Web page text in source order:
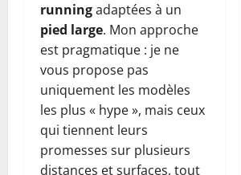
runningadaptées à un
pied large. Mon approche
est pragmatique : je ne
vous propose pas
uniquement les modèles
les plus « hype », mais ceux
qui tiennent leurs
promesses sur plusieurs
distances et surfaces, tout